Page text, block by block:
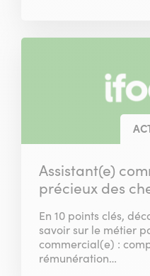
Assistant(e)
précieux des
En 10 points clés,
savoir sur le métier
commercial(e) :
rémunération…